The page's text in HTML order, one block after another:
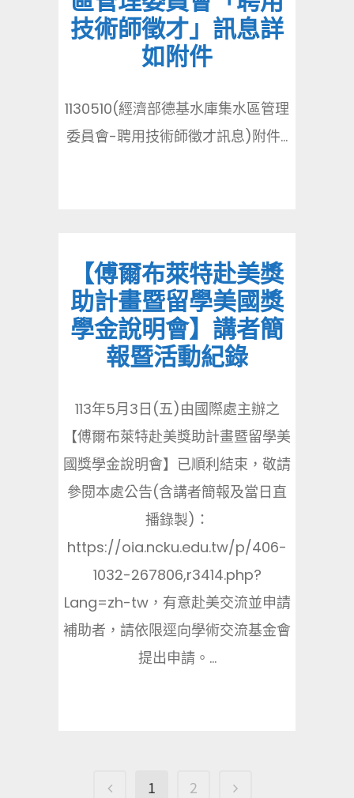
技術師徵才」訊息詳
如附件
1130510(經濟部德基水庫集水區管理
委員會-聘用技術師徵才訊息)附件...
【傅爾布萊特赴美獎
助計畫暨留學美國獎
學金說明會】講者簡
報暨活動紀錄
113年5月3日(五)由國際處主辦之
【傅爾布萊特赴美獎助計畫暨留學美
國獎學金說明會】已順利結束，敬請
參閱本處公告(含講者簡報及當日直
播錄製)：
https://oia.ncku.edu.tw/p/406-
1032-267806,r3414.php?
Lang=zh-tw，有意赴美交流並申請
補助者，請依限逕向學術交流基金會
提出申請。...
1 2